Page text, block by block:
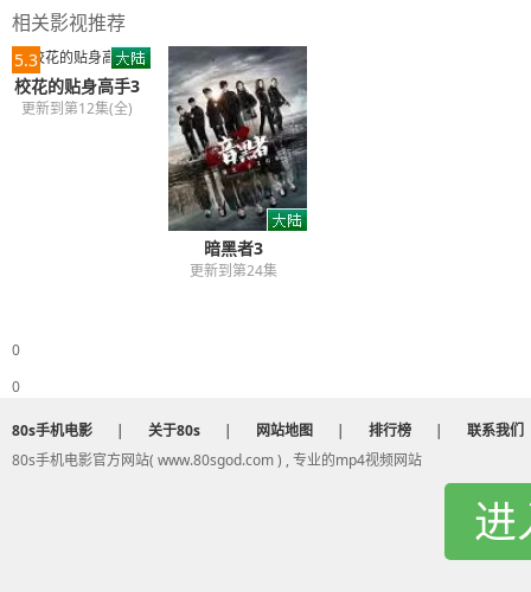
相关影视推荐
5.3
校花的贴身高手3
更新到第12集(全)
暗黑者3
更新到第24集
0
0
80s手机电影 | 关于80s | 网站地图 | 排行榜 |
联系我们
80s手机电影官方网站( www.80sgod.com ) , 专业的mp4视频网站
进